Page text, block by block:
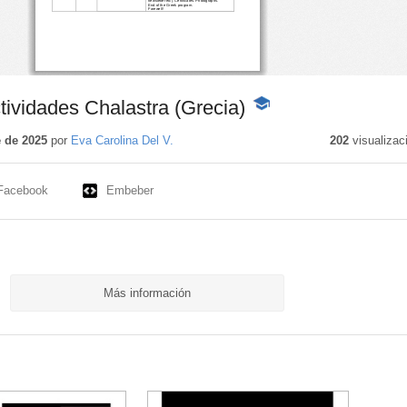
Chalastra (Grecia)
-
2025por Eva Carolina Del V. 202
Embeber
Más información